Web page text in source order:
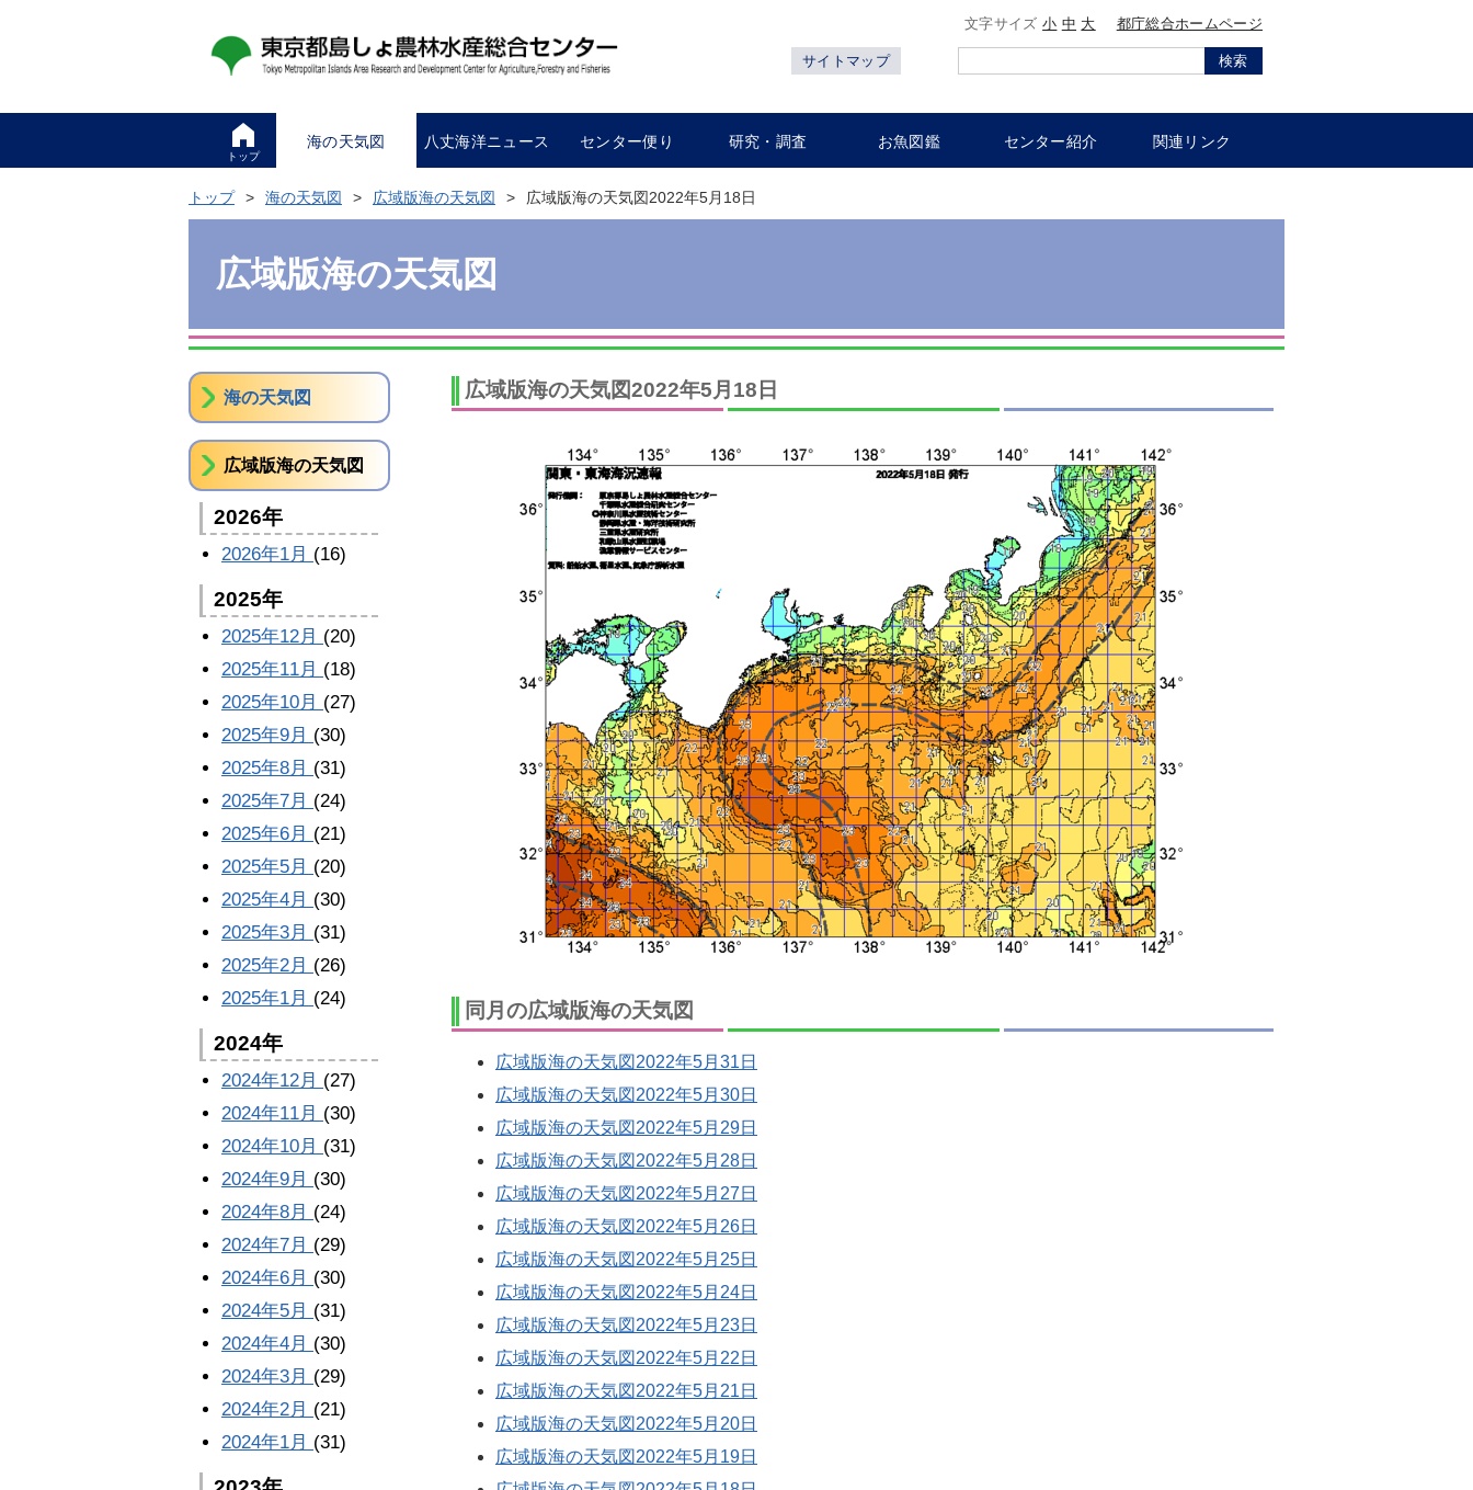
文字サイズ小 中 大 都庁総合ホームページ
サイトマップ 検索
トップ
海の天気図 八丈海洋ニュース センター便り 研究・調査 お魚図鑑 センター紹介 関連リンク
トップ 海の天気図 広域版海の天気図 広域版海の天気図2022年5月18日
広域版海の天気図
広域版海の天気図2022年5月18日
同月の広域版海の天気図
広域版海の天気図2022年5月31日
広域版海の天気図2022年5月30日
広域版海の天気図2022年5月29日
広域版海の天気図2022年5月28日
広域版海の天気図2022年5月27日
広域版海の天気図2022年5月26日
広域版海の天気図2022年5月25日
広域版海の天気図2022年5月24日
広域版海の天気図2022年5月23日
広域版海の天気図2022年5月22日
広域版海の天気図2022年5月21日
広域版海の天気図2022年5月20日
広域版海の天気図2022年5月19日
海の天気図
広域版海の天気図
2026年
2026年1月 (16)
2025年
2025年12月 (20)
2025年11月 (18)
2025年10月 (27)
2025年9月 (30)
2025年8月 (31)
2025年7月 (24)
2025年6月 (21)
2025年5月 (20)
2025年4月 (30)
2025年3月 (31)
2025年2月 (26)
2025年1月 (24)
2024年
2024年12月 (27)
2024年11月 (30)
2024年10月 (31)
2024年9月 (30)
2024年8月 (24)
2024年7月 (29)
2024年6月 (30)
2024年5月 (31)
2024年4月 (30)
2024年3月 (29)
2024年2月 (21)
2024年1月 (31)